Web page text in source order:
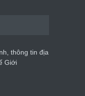
thông tin địa
Giới